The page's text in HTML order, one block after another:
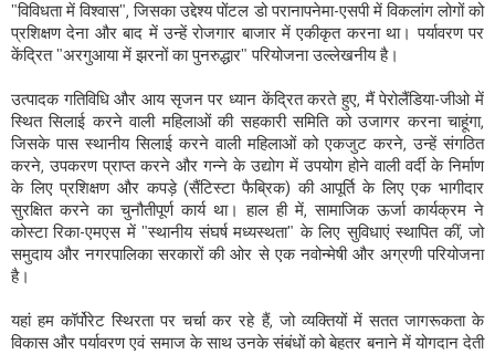
"विविधता में विश्वास", जिसका उद्देश्य पोंटल डो परानापनेमा-एसपी में विकलांग लोगों को
प्रशिक्षण देना और बाद में उन्हें रोजगार बाजार में एकीकृत करना था। पर्यावरण पर
केंद्रित "अरगुआया में झरनों का पुनरुद्धार" परियोजना उल्लेखनीय है।
उत्पादक गतिविधि और आय सृजन पर ध्यान केंद्रित करते हुए, मैं पेरोलैंडिया-जीओ में
स्थित सिलाई करने वाली महिलाओं की सहकारी समिति को उजागर करना चाहूंगा,
जिसके पास स्थानीय सिलाई करने वाली महिलाओं को एकजुट करने, उन्हें संगठित
करने, उपकरण प्राप्त करने और गन्ने के उद्योग में उपयोग होने वाली वर्दी के निर्माण
के लिए प्रशिक्षण और कपड़े (सैंटिस्टा फैब्रिक) की आपूर्ति के लिए एक भागीदार
सुरक्षित करने का चुनौतीपूर्ण कार्य था। हाल ही में, सामाजिक ऊर्जा कार्यक्रम ने
कोस्टा रिका-एमएस में "स्थानीय संघर्ष मध्यस्थता" के लिए सुविधाएं स्थापित कीं, जो
समुदाय और नगरपालिका सरकारों की ओर से एक नवोन्मेषी और अग्रणी परियोजना
है।
यहां हम कॉर्पोरेट स्थिरता पर चर्चा कर रहे हैं, जो व्यक्तियों में सतत जागरूकता के
विकास और पर्यावरण एवं समाज के साथ उनके संबंधों को बेहतर बनाने में योगदान देती